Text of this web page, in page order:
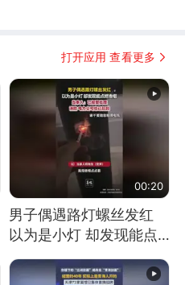
打开应用 查看更多
00:20
男子偶遇路灯螺丝发红
以为是小灯 却发现能点
处理